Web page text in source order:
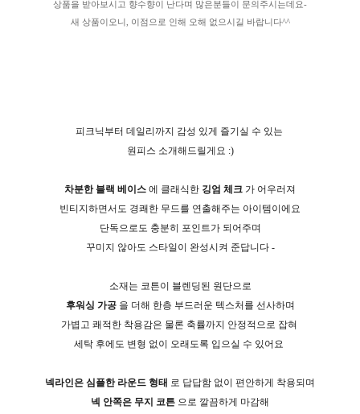
상품을 받아보시고 향수향이 난다며 많은분들이 문의주시는데요-
새 상품이오니, 이점으로 인해 오해 없으시길 바랍니다^^
피크닉부터 데일리까지 감성 있게 즐기실 수 있는
원피스 소개해드릴게요 :)
차분한 블랙 베이스 에 클래식한 깅엄 체크 가 어우러져
빈티지하면서도 경쾌한 무드를 연출해주는 아이템이에요
단독으로도 충분히 포인트가 되어주며
꾸미지 않아도 스타일이 완성시켜 준답니다 -
소재는 코튼이 블렌딩된 원단으로
후워싱 가공을 더해 한층 부드러운 텍스처를 선사하며
가볍고 쾌적한 착용감은 물론 축률까지 안정적으로 잡혀
세탁 후에도 변형 없이 오래도록 입으실 수 있어요
넥라인은 심플한 라운드 형태 로 답답함 없이 편안하게 착용되며
넥 안쪽은 무지 코튼 으로 깔끔하게 마감해